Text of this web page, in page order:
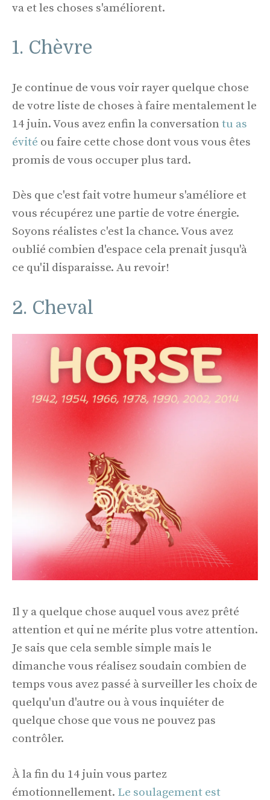
va et les choses s'améliorent.
1. Chèvre
Je continue de vous voir rayer quelque chose
de votre liste de choses à faire mentalement le
14 juin. Vous avez enfin la conversation tu as
évité ou faire cette chose dont vous vous êtes
promis de vous occuper plus tard.
Dès que c'est fait votre humeur s'améliore et
vous récupérez une partie de votre énergie.
Soyons réalistes c'est la chance. Vous avez
oublié combien d'espace cela prenait jusqu'à
ce qu'il disparaisse. Au revoir!
2. Cheval
Il y a quelque chose auquel vous avez prêté
attention et qui ne mérite plus votre attention.
Je sais que cela semble simple mais le
dimanche vous réalisez soudain combien de
temps vous avez passé à surveiller les choix de
quelqu'un d'autre ou à vous inquiéter de
quelque chose que vous ne pouvez pas
contrôler.
À la fin du 14 juin vous partez
émotionnellement. Le soulagement est